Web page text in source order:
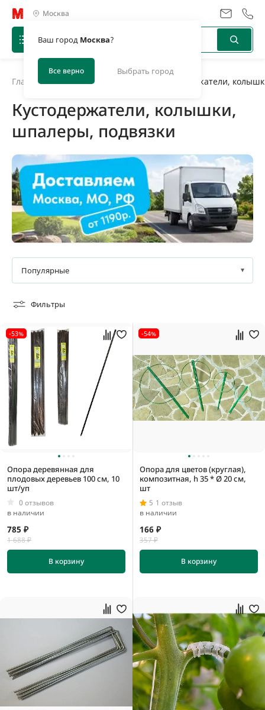
Москва
Ваш город Москва?
Все верно Выбрать город
Главная Инструментарий Кустодержатели,
Кустодержатели, колышки,
шпалеры, подвязки
Бухта 10 м
Бухта 5 м
Бухта 50 м
Пакет
Под заказ
0,01 кг
0,02 кг
0,025 кг
0,03 кг
0,00000775 м3
0,0000384 м3
100 мм
1000 мм
10000 мм
100000 мм
Популярные
Фильтры
-53%
Опора деревянная для
плодовых деревьев 100 см, 10
шт/уп
0 отзывов
в наличии
785 ₽
1 688 ₽
В корзину
-54%
Опора для цветов (круглая),
композитная, h 35 * Ø 20 см,
шт
5 1 отзыв
в наличии
166 ₽
357 ₽
В корзину